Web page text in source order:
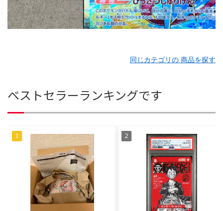
同じカテゴリの 商品を探す
ベストセラーランキングです